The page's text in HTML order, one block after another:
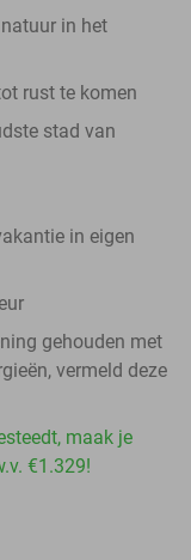
in het
rust te komen
stad van
in eigen
gehouden met
vermeld deze
maak je
€1.329!